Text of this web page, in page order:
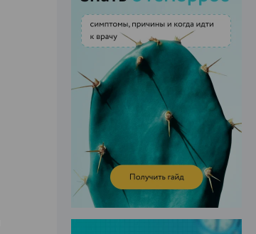
ЭФФЕКТИВНАЯ РЕКЛАМА НА САЙТЕ